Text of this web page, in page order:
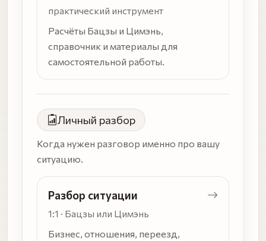
практический инструмент
Расчёты Бацзы и Цимэнь,
справочник и материалы для
самостоятельной работы.
Личный разбор
Когда нужен разговор именно про вашу
ситуацию.
Разбор ситуации
1:1 · Бацзы или Цимэнь
Бизнес, отношения, переезд,